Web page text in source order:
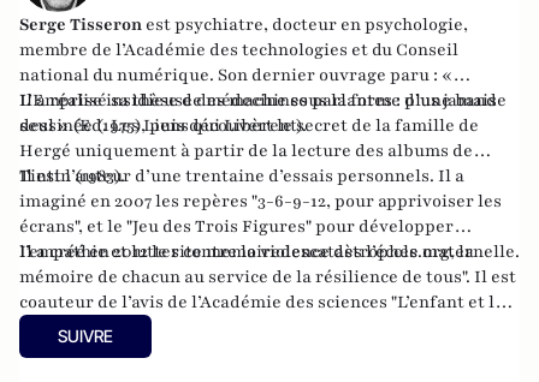
Serge Tisseron est psychiatre, docteur en psychologie,
membre de l’Académie des technologies et du Conseil
national du numérique. Son dernier ouvrage paru : «
L’Emprise insidieuse des machines parlantes : plus jamais
seul » (Ed. Les Liens qui Libèrent).
Il a réalisé sa thèse de médecine sous la forme d’une bande
dessinée (1975), puis découvert le secret de la famille de
Hergé uniquement à partir de la lecture des albums de
Tintin (1983).
Il est l’auteur d’une trentaine d’essais personnels. Il a
imaginé en 2007 les repères "3-6-9-12, pour apprivoiser les
écrans", et le "Jeu des Trois Figures" pour développer
l’empathie et lutter contre la violence dès l’école maternelle.
Il a créé en 2012 le site memoiredescatastrophes.org, la
mémoire de chacun au service de la résilience de tous". Il est
coauteur de l’avis de l’Académie des sciences "L’enfant et les
écrans". Il est aussi photographe et dessinateur.
SUIVRE